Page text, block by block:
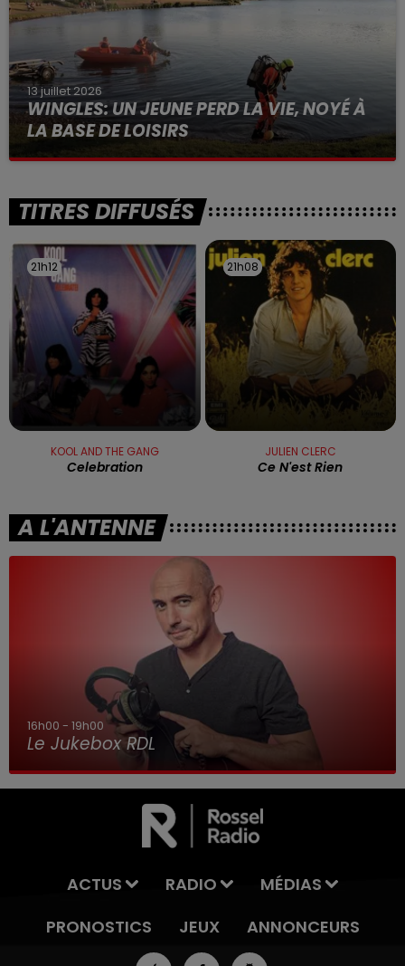
13 juillet 2026
WINGLES: UN JEUNE PERD LA VIE, NOYÉ À
LA BASE DE LOISIRS
La victime a coulé à pic
TITRES DIFFUSÉS
21h12
21h12
KOOL AND THE GANG
Celebration
21h08
21h08
JULIEN CLERC
Ce N'est Rien
A L'ANTENNE
16h00 - 19h00
Le Jukebox RDL
ACTUS RADIO
MÉDIAS
PRONOSTICS
JEUX ANNONCEURS